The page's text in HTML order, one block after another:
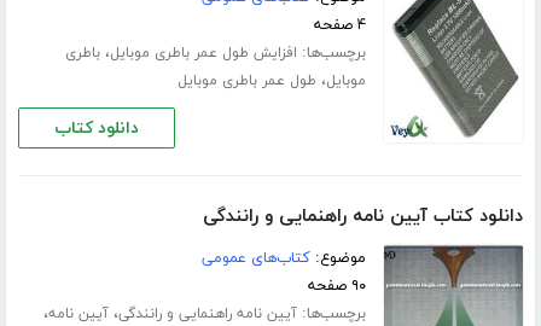
۴ صفحه
برچسب‌ها: افزایش طول عمر باطری موبایل،باطری
موبایل، طول عمر باطری موبایل
دانلود کتاب
دانلود کتاب آیین نامه راهنمایی و رانندگی
موضوع:کتاب‌های عمومی
۹۰ صفحه
برچسب‌ها:آیین نامه راهنمایی و رانندگی،آیین نامه،